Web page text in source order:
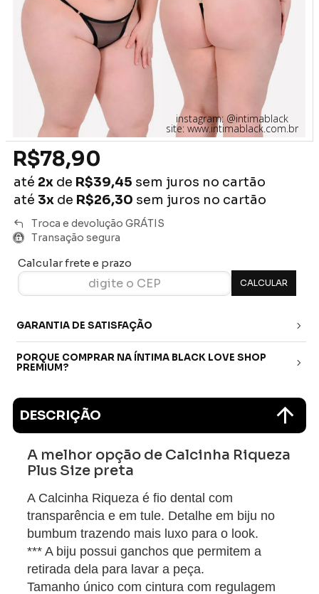
instagram: @intimablack
site: www.intimablack.com.br
R$78,90
até 2x de R$39,45 sem juros no cartão
até 3x de R$26,30 sem juros no cartão
Troca e devolução GRÁTIS
Transação segura
Calcular frete e prazo
GARANTIA DE SATISFAÇÃO
PORQUE COMPRAR NA ÍNTIMA BLACK LOVE SHOP
PREMIUM?
DESCRIÇÃO
A melhor opção de Calcinha Riqueza
Plus Size preta
A Calcinha Riqueza é fio dental com
transparência e em tule. Detalhe em biju no
bumbum trazendo mais luxo para o look.
*** A biju possui ganchos que permitem a
retirada dela para lavar a peça.
Tamanho único com cintura com regulagem